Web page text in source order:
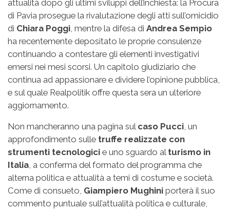
attualità dopo gli ultimi sviluppi dell’inchiesta: la Procura
di Pavia prosegue la rivalutazione degli atti sull’omicidio
di Chiara Poggi, mentre la difesa di Andrea Sempio
ha recentemente depositato le proprie consulenze
continuando a contestare gli elementi investigativi
emersi nei mesi scorsi. Un capitolo giudiziario che
continua ad appassionare e dividere l’opinione pubblica,
e sul quale Realpolitik offre questa sera un ulteriore
aggiornamento.
Non mancheranno una pagina sul caso Pucci, un
approfondimento sulle truffe realizzate con
strumenti tecnologici e uno sguardo al turismo in
Italia, a conferma del formato del programma che
alterna politica e attualità a temi di costume e società.
Come di consueto, Giampiero Mughini porterà il suo
commento puntuale sull’attualità politica e culturale,